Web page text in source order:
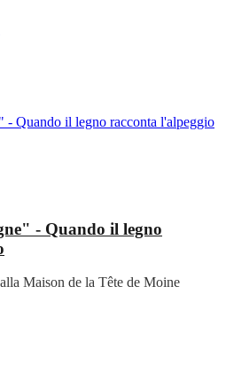
- Quando il legno
Maison de la Tête de Moine